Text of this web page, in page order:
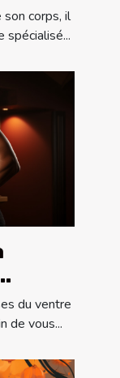
corps, il
spécialisé...
?
du ventre
de vous...